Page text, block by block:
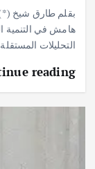
بقلم طارق شيخ (*)
هامش في التنمية
التحليلات
reading